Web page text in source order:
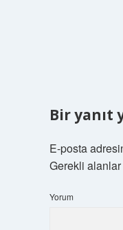
Bir yanıt
E-posta
Gerekli alanlar
Yorum